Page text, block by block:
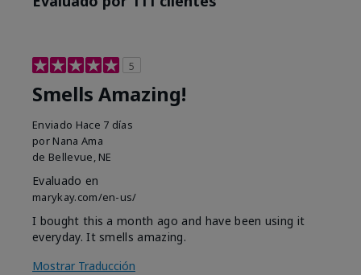
5
Smells Amazing!
Enviado Hace 7 días
por Nana Ama
de Bellevue, NE
Evaluado en
marykay.com/en-us/
I bought this a month ago and have been using it
everyday. It smells amazing.
Mostrar Traducción